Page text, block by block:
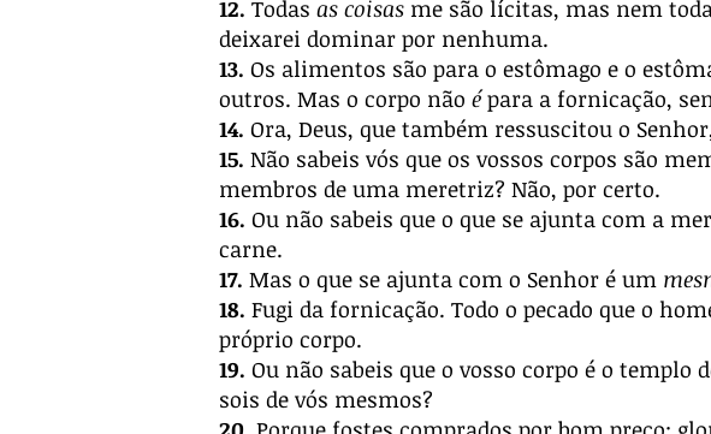
12. Todas as coisas me são lícitas, mas nem
deixarei dominar por nenhuma.
13. Os alimentos são para o estômago e o
outros. Mas o corpo não épara a fornicação,
14. Ora, Deus, que também ressuscitou o
15. Não sabeis vós que os vossos corpos são
membros de uma meretriz? Não, por certo.
16. Ou não sabeis que o que se ajunta com a
carne.
17. Mas o que se ajunta com o Senhor é um
18. Fugi da fornicação. Todo o pecado que o
próprio corpo.
19. Ou não sabeis que o vosso corpo é o templo
sois de vós mesmos?